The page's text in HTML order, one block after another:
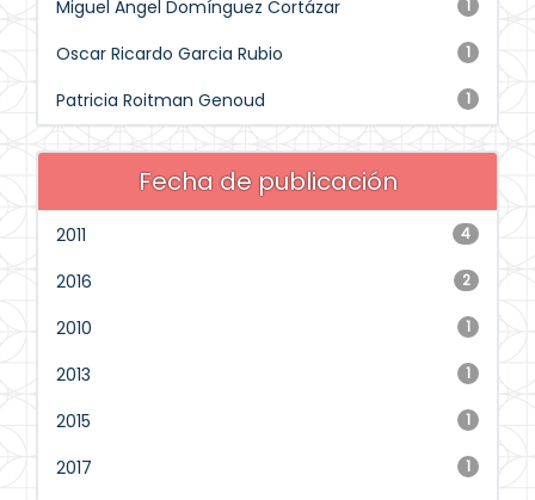
1
Miguel Ángel Domínguez Cortázar
1
Oscar Ricardo Garcia Rubio
1
Patricia Roitman Genoud
Fecha de publicación
4
2011
2
2016
1
2010
1
2013
1
2015
1
2017